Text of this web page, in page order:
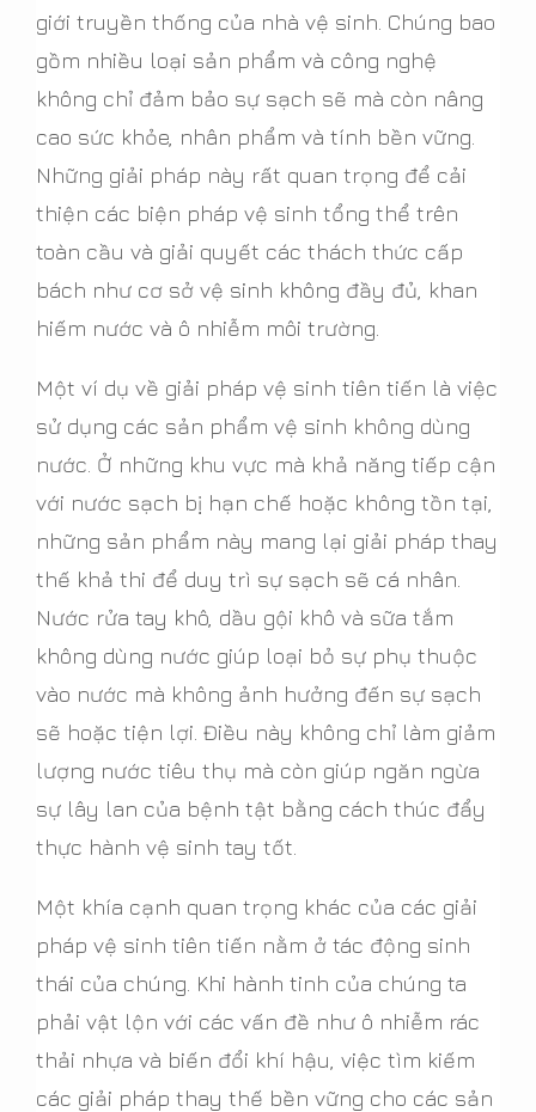
giới truyền thống của nhà vệ sinh. Chúng bao
gồm nhiều loại sản phẩm và công nghệ
không chỉ đảm bảo sự sạch sẽ mà còn nâng
cao sức khỏe, nhân phẩm và tính bền vững.
Những giải pháp này rất quan trọng để cải
thiện các biện pháp vệ sinh tổng thể trên
toàn cầu và giải quyết các thách thức cấp
bách như cơ sở vệ sinh không đầy đủ, khan
hiếm nước và ô nhiễm môi trường.
Một ví dụ về giải pháp vệ sinh tiên tiến là việc
sử dụng các sản phẩm vệ sinh không dùng
nước. Ở những khu vực mà khả năng tiếp cận
với nước sạch bị hạn chế hoặc không tồn tại,
những sản phẩm này mang lại giải pháp thay
thế khả thi để duy trì sự sạch sẽ cá nhân.
Nước rửa tay khô, dầu gội khô và sữa tắm
không dùng nước giúp loại bỏ sự phụ thuộc
vào nước mà không ảnh hưởng đến sự sạch
sẽ hoặc tiện lợi. Điều này không chỉ làm giảm
lượng nước tiêu thụ mà còn giúp ngăn ngừa
sự lây lan của bệnh tật bằng cách thúc đẩy
thực hành vệ sinh tay tốt.
Một khía cạnh quan trọng khác của các giải
pháp vệ sinh tiên tiến nằm ở tác động sinh
thái của chúng. Khi hành tinh của chúng ta
phải vật lộn với các vấn đề như ô nhiễm rác
thải nhựa và biến đổi khí hậu, việc tìm kiếm
các giải pháp thay thế bền vững cho các sản